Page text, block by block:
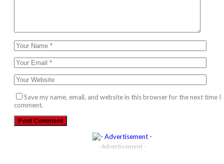
Save my name, email, and website in this browser for the next time I
comment.
- Advertisement -